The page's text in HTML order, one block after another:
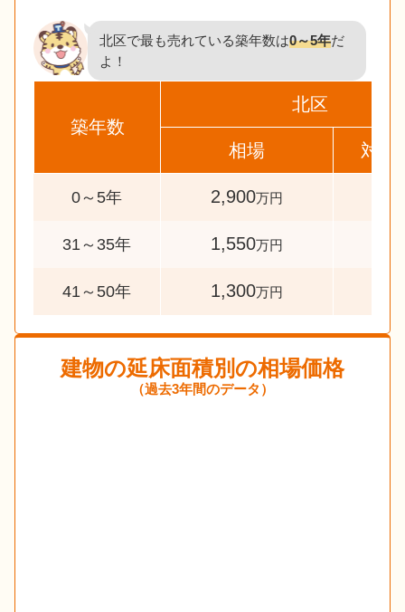
北区で最も売れている築年数は0～5年だ
よ！
築年数
北区
相場 対象
0～5年 2,900万円
31～35年 1,550万円
41～50年 1,300万円
建物の延床面積別の相場価格
（過去3年間のデータ）